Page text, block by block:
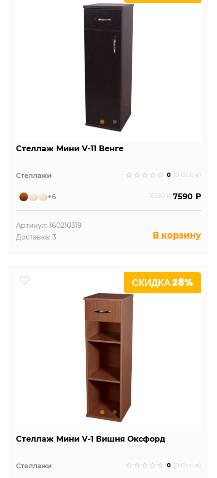
Стеллаж Мини V-11 Венге
Стеллажи 0 (0 Отзыв)
+6 10590 ₽ 7590 ₽
Артикул: 160210319
Доставка: 3
В корзину
СКИДКА 28%
Стеллаж Мини V-1 Вишня Оксфорд
Стеллажи 0 (0 Отзыв)